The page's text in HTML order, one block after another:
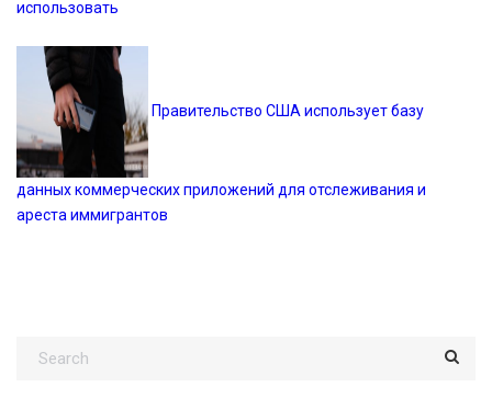
использовать
Правительство США использует базу
данных коммерческих приложений для отслеживания и
ареста иммигрантов